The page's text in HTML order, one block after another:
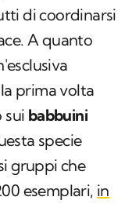
di coordinarsi
A quanto
prima volta
sui babbuini
specie
gruppi che
esemplari, in